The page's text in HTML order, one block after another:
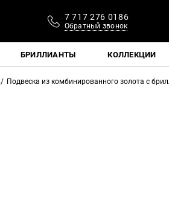
7 717 276 0186
Обратный звонок
БРИЛЛИАНТЫ КОЛЛЕКЦИИ
Подвеска из комбинированного золота с